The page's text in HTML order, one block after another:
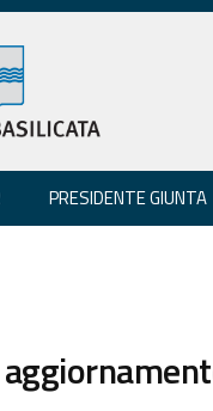
PRESIDENTE GIUNTA